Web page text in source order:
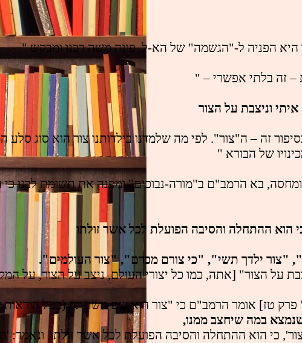
הפניה ל-"הגשמה" של הא-ל. פונה משה רבנו ומבקש "
זה בלתי אפשרי – "
וניצבת על הצור
זה – ה"צור". לפי מה שלמדנו בילדותנו צור הוא סוג
של הבורא "
בא הרמב"ם ב"מורה-נבוכים" ומפנה את תשומת לבנו
הוא ההתחלה והסיבה הפועלת לכל אשר זולתו
"צור ילדך תשי", "כי צורם מכרם", "צור העולמים".
על הצור" [אתה, כמו כל יצורי העולם, ניצב על הצור, על
(בעל הוראות שונות), הוא שם ההר ("והכית בצור"), והוא שם אבן קשה כחלמיש ("חרבות צורים"), והוא שם המקום
במה שיחצב ממנו,
כי הוא ההתחלה והסיבה הפועלת לכל אשר זולתו.